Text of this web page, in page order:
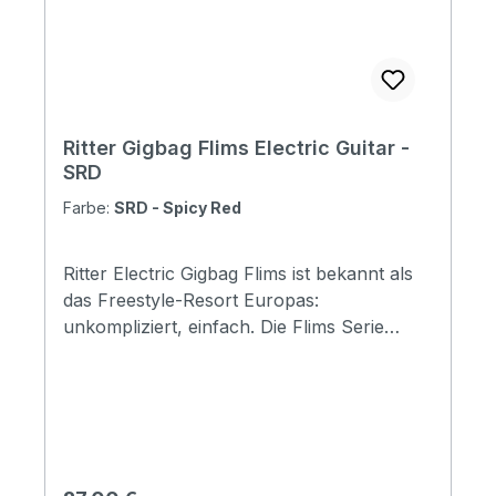
Ritter Gigbag Flims Electric Guitar -
SRD
Farbe: SRD - Spicy Red
Ritter Electric Gigbag Flims ist bekannt als
das Freestyle-Resort Europas:
unkompliziert, einfach. Die Flims Serie